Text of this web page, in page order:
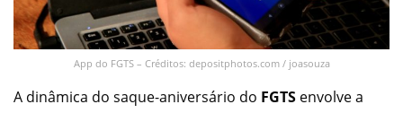
App do FGTS – Créditos: depositphotos.com / joasouza
A dinâmica do saque-aniversário do FGTS envolve a